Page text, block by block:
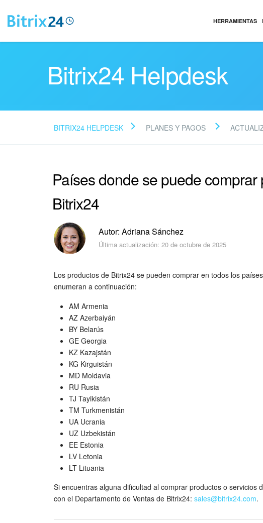
HERRAMIENTAS
Bitrix24 Helpdesk
BITRIX24 HELPDESK PLANES Y PAGOS
Países donde se puede comprar
Bitrix24
Autor: Adriana Sánchez
Última actualización: 20 de octubre de 2025
Los productos de Bitrix24 se pueden comprar en todos los
enumeran a continuación:
AM Armenia
AZ Azerbaiyán
BY Belarús
GE Georgia
KZ Kazajstán
KG Kirguistán
MD Moldavia
RU Rusia
TJ Tayikistán
TM Turkmenistán
UA Ucrania
UZ Uzbekistán
EE Estonia
LV Letonia
LT Lituania
Si encuentras alguna dificultad al comprar productos o servicios
con el Departamento de Ventas de Bitrix24: sales@bitrix24.com.